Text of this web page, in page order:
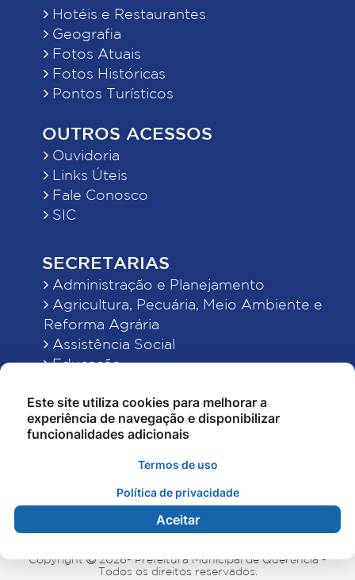
Hotéis e Restaurantes
Geografia
Fotos Atuais
Fotos Históricas
Pontos Turísticos
OUTROS ACESSOS
Ouvidoria
Links Úteis
Fale Conosco
SIC
SECRETARIAS
Administração e Planejamento
Agricultura, Pecuária, Meio Ambiente e
Reforma Agrária
Assistência Social
Educação
Finanças
Indústria, Comércio, Turismo, Ciência e
Tecnologia
Obras Públicas, Estradas e Rodagens
Saúde
Copyright
2026- Prefeitura Municipal de Querência -
Todos os direitos reservados.
Este site utiliza cookies para melhorar a
experiência de navegação e disponibilizar
funcionalidades adicionais
Termos de uso
Política de privacidade
Aceitar